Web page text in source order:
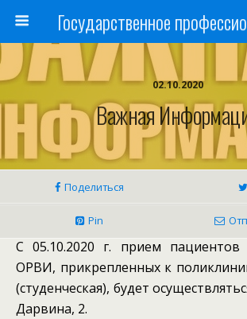
02.10.2020
Важная
Поделиться
Pin
С 05.10.2020 г. прием пациентов
ОРВИ, прикрепленных к
(студенческая), будет
Дарвина, 2.